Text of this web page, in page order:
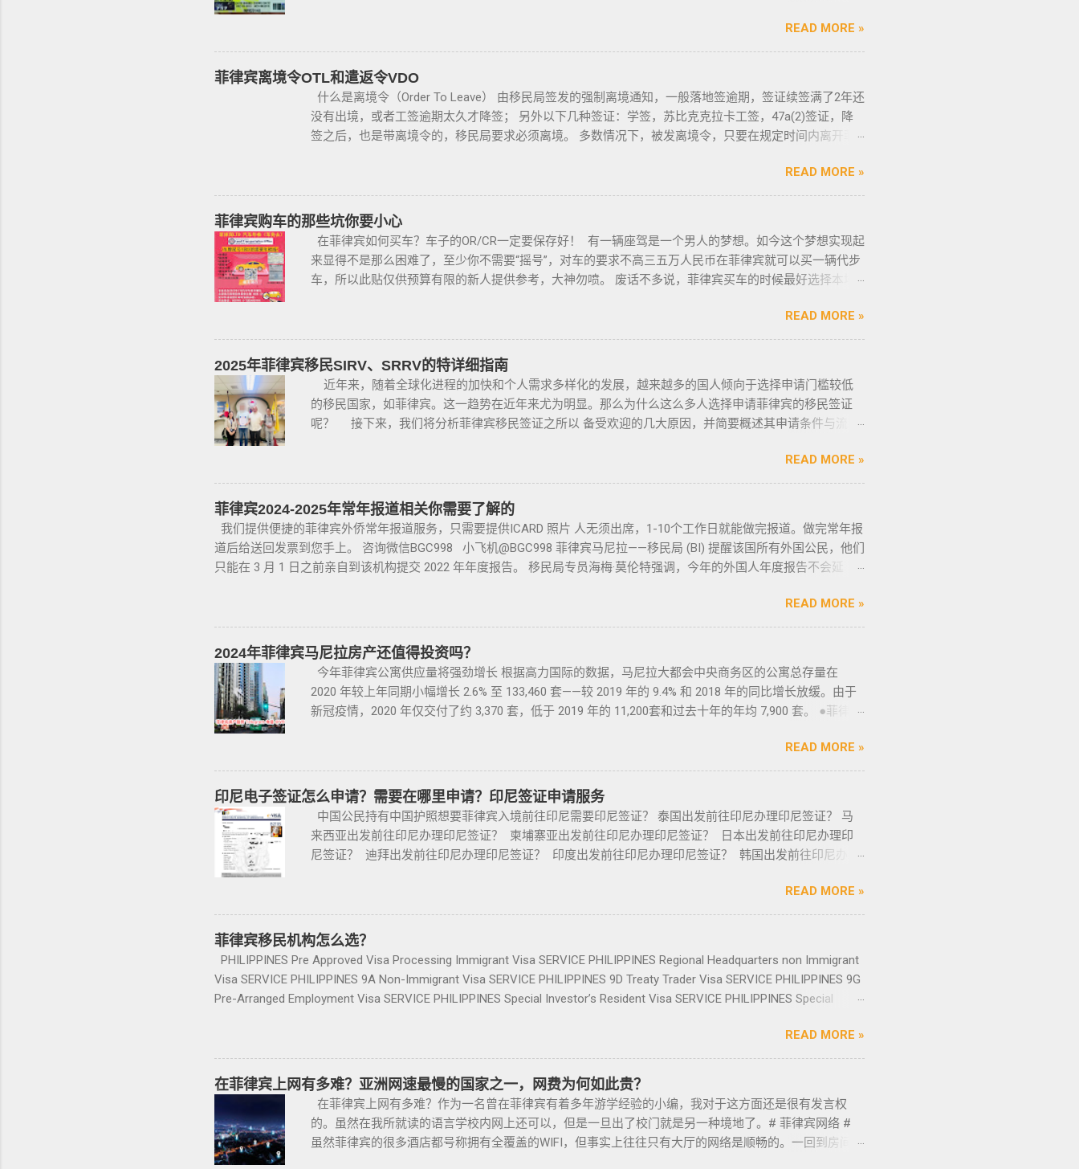
且通过背景调查，才能获得持有执照。 申请过程还包括通过药物测试丶获得法庭许可丶精神病学检查丶
国家警察许可丶参加菲律宾国家警察（PNP）或认可的枪支俱乐部的枪支安全研讨会等。 菲律宾枪支受
政府管理 根据菲律宾的相关法律，一些行业的从业人员如律师丶菲律宾律师协会的成员丶注册会计师丶
有资质的媒体从业人员丶出纳丶银行柜员丶天主教神父丶基督教牧师丶犹太教拉比丶伊斯兰教阿訇丶医生
丶护士丶工程师等，可以在自家外持有小型枪械，原因是他们的职业“岌岌可危”。 只有处于实际的威胁之
下，或者由于职业丶专业或商业性质而处于危险之中的人，才会被认定为有资格申请。 由于经商需要，
存在较高风险成为犯罪分子目标的商人，也可以申请携带许可证。 据悉，这些行业的人们必须通过药物
和心理测试，还须没有任何犯罪记录或任何未审判的两年以上徒刑的案子，才可以获得特殊枪支许可证。
果非法持有无牌枪支且被定罪的话，将面临至少入狱30年。 公民被禁止在其住所以外的区域携带枪支 禁
止公民携带枪支进入公共场合的禁令，即使是未当班的警察，在公共场合携带配枪，也会因此而被逮捕。
要求枪支持有者，每两年更新一次执照，并每四年登记一次枪支。 如果不遵守，将导致撤销和没收枪
支。 续期申请，需要在该许可证期满之日前六个月内，向菲律宾国家警察局枪支和爆炸物办公室（FEO）
获得携带许可证（PTC），在公众场合携带手枪。 目前共有五种持有枪支的许可证： 类别 1 －最多拥有2
支枪 类别 2 -最多拥有5支枪 类别 3 -最多拥有10支枪 类别 4 -最多拥有15支枪 类别 5 －拥有15支...
READ MORE »
菲律宾离境令OTL和遣返令VDO
什么是离境令（Order To Leave） 由移民局签发的强制离境通知，一般落地签逾期，签证续签满了2年还
没有出境，或者工签逾期太久才降签； 另外以下几种签证：学签，苏比克克拉卡工签，47a(2)签证，降
签之后，也是带离境令的，移民局要求必须离境。 多数情况下，被发离境令，只要在规定时间内离开菲
@BGC998 Whats app：+63 912-0912-222 电话：0912-0912-222 优先使用TG免验证，咨询请主动告知
咨询项目，菲律宾MAKATI 实体公司，客户 隐私保护 安全 可靠，可以安排工作人员上门取件或前往我们
办公室提交办理业务。 什么是遣返令VDO（Voluntary Deportation Order） 一般都是非法行为导致被遣
返，情节比较严重。例如19-20年，很多客户是非法用落地签转旅游签。 一般遣返客户都会成为“菲律宾
不受欢迎的人”做完遣返以后会直接进黑名单，下次再来需要洗黑。 哪些情况会被遣返？ 1. 落地签转旅游
签的旅客，如果没有提前在移民局处理，出境在机场就被扣护照。 2. 2016年克拉克事件被抓的，又保关
入境的客户必须要做遣返才能出境。 3. 在菲律宾工作无牌照被本地警察抓，在拘留所等待遣返或保出来
做遣返。 4. 在海关出境被扣了护照的，大部分都要做遣返。 5. 在机场海关是黑名单保关入境的，回国要
单吗？ 但凡做了遣返都是黑名单。遣返的流程第一步就是申请驱逐令。成为菲律宾不受欢迎的人。从去
年开始大量的中国人出境被扣护照，被扣护照后面的处理方式只有遣返。 上了菲律宾黑名单以后怎么再
入境 如果您已经被遣返回去了，并且还想再来菲律宾的话，那么您可以联系我们帮您洗黑直接清底，整
个周期15个工作日，洗好了以后再入境不会有任何被拦，包入境的。 如果您需要了就联系我们在线客服
READ MORE »
菲律宾购车的那些坑你要小心
在菲律宾如何买车？车子的OR/CR一定要保存好！ 有一辆座驾是一个男人的梦想。如今这个梦想实现起
来显得不是那么困难了，至少你不需要“摇号”，对车的要求不高三五万人民币在菲律宾就可以买一辆代步
车，所以此贴仅供预算有限的新人提供参考，大神勿喷。 废话不多说，菲律宾买车的时候最好选择本地
详细说明了，中国人卖的车很多调表 很多有暗伤才卖； 找到你心爱的车的时候千万不要着急下单，一定
要多渠道比价，多维度评估，最后找出性价比最高的那一款， 同时看好的车一定要试驾，一定要试驾，
一定要试驾，检查卖车人和 和你交易的是不是同一个人 ； 在菲买二手车一般都是车主将车卖给车行，车
行再把车卖给你，所以有几个细节你要注意了： 1、你会拿到两份合同，第一份是车主卖给车行的，这里
主要核查合同上的CR/OR 车架号、发动机号是否一致，车主ID和车行老板ID复印件作为合同附件一同给
你，每一个ID旁边都要有车主的签名； 2、第二份合同一般都是一张空白的合同，只有车行的签字，所以
你要核对签字是否一致，如果可以尽量多要一些签过字的合同，后面会说为什么； 3、检查CR/OR原件，
原件，原件一定是原件拿到手里，保险单也要问清楚在哪里交保险，保险品类； 4、车牌要注意是不是临
英语都不太好，贴牌的车牌号和临时车牌的车牌号不是同一个号码，对号码有要求的也要注意识别是不是
你忌讳的号码； 5、车钥匙一般是2-三把，2把自动1把备用的，不同车型不一样，所以要合适清楚；随车
手册 保修单等 此时你手里应该有两份合同、一份保险、 一份OR/CR文件，这些一定要放在家里保存好，
OR/CR可以复印两张放到车里备用 ； 想了解更多最新信息欢迎联系和咨询我们，微信：BGC998 电报
咨询项目，菲律宾MAKATI 实体公司，客户 隐私保护 安全 可靠，可以安排工作人员上门取...
READ MORE »
2025年菲律宾移民SIRV、SRRV的特详细指南
近年来，随着全球化进程的加快和个人需求多样化的发展，越来越多的国人倾向于选择申请门槛较低
的移民国家，如菲律宾。这一趋势在近年来尤为明显。那么为什么这么多人选择申请菲律宾的移民签证
呢？ 接下来，我们将分析菲律宾移民签证之所以 备受欢迎的几大原因，并简要概述其申请条件与流
有繁琐的移民监限制，为申请者提供了极大的便利与自由。 在菲律宾，主要有两种移民签证：
SRRV（退休移民签证）和SIRV（投资移民签证）。需要特别注意的是，获得移民签证并不意味着放弃中
国国籍，它只是为申请者提供了一个额外的永居身份，成功获得这些签证后，不仅能在菲律宾享受更多福
利与权益，而且申请者的原有国籍与原有权益不会受到影响。 退休移民签证——SRRV
SRRV（SpecialResidentRetiree'sVisa）是菲律宾退休署(PRA)颁发的移民绿卡，持有者可以自由出入境，
并在菲律宾永居。 申请条件一般分为两种：现金存款类和房产投资类。 现金存款类： （1）申请
人的年龄需在50岁以上：一家三口存款2万美元，多一个人需另存款1.5万美元/人； （2）存款冻结在
银行，不能用于投资； （3）申请若是想放弃该身份，可随时赎回存款。 房产投资类： （1）存
申请人提供基础的申请材料做初审，后转款两万美金到相关部门； 2、审核该存款的安全性，申请人需
要入境菲律宾完成后续流程工作； ...
READ MORE »
菲律宾2024-2025年常年报道相关你需要了解的
我们提供便捷的菲律宾外侨常年报道服务，只需要提供ICARD 照片 人无须出席，1-10个工作日就能做完报道。做完常年报
道后给送回发票到您手上。 咨询微信BGC998 小飞机@BGC998 菲律宾马尼拉——移民局 (BI) 提醒该国所有外国公民，他们
只能在 3 月 1 日之前亲自到该机构提交 2022 年年度报告。 移民局专员海梅·莫伦特强调，今年的外国人年度报告不会延
告。 莫伦特警告说，任何不遵守报告的行为都可能导致罚款、取消签证、驱逐出境或监禁。” 莫伦特还建议尚未提交报告的
外国人立即在 BI 的在线预约系统 http://e-services.immigration.gov.ph 上注册以获得他们的名额。 莫伦特说，每天只保留
800 个名额，而星期六则保留给经认可的实体，并为大量申请人保留远程报告。 与此同时，移民局外国人登记处处长阿
蒂。何塞·卡利托斯·利卡斯（Jose Carlitos Licas）提醒，在 60 天期限内出境的外国人仍可在返回该国后 30 天内进行报
告，前提是其再入境许可证仍然有效。 除了位于马尼拉 Intramuros 的 BI 总部外，外国人还可以向最近的参与 BI 现场、展
办公室报告。 2022年常年报到须知 受新冠疫情影响，所有外国人必须 先在常年报到网站进行预约： 常年报到日期 从2022
年1月4日开始，直至2022年3月1日 ，仅限于 周一至周五 。 每天 限额800人 ，常年报到费用为 310菲币 。 常年报到期间不
在菲律宾的外国公民，可在入境菲律宾的 30天内 办理常年报到即可。 除了移民局位于王城（Intramuros）的总部办公室
在线预约系统获取预约时间表，在指定的时间段，前往指定移民局地点，进行线下年检和法律调查。 3：相关费用：外国人
年度报告需要出示其原始的ACR I卡和有效护照，并支付300...
READ MORE »
2024年菲律宾马尼拉房产还值得投资吗？
今年菲律宾公寓供应量将强劲增长 根据高力国际的数据，马尼拉大都会中央商务区的公寓总存量在
2020 年较上年同期小幅增长 2.6% 至 133,460 套——较 2019 年的 9.4% 和 2018 年的同比增长放缓。由于
新冠疫情，2020 年仅交付了约 3,370 套，低于 2019 年的 11,200套和过去十年的年均 7,900 套。 ●菲律宾
房买卖、房屋租赁、越来越多的华人对菲律宾旅游投资,菲律宾移民感兴趣,居外网菲律宾房地产网,为您精
彩呈现菲律宾房子,来居外投资菲律宾房地产资源,您还可了解菲律宾房价, 在售楼盘介绍等业务. 专注于菲
律宾不动产市场，是菲律宾最大的外国人不动产服务机构之一，主要服务在菲外国人以及在菲工作生活的
业主和租客，提供一站式中文/英文资讯服务。供菲律宾的新房、二手房、特价房、二手楼花、开发商、
投资指南等房产信息,为房产投资者菲律宾买房提供帮助. 我们的运营团队拥有数十年在菲律宾生活工作以
及移民 、税务 、不动产等业务相关经验 、源于本土，我们更了解菲律宾的市场动态。 ●菲律宾998不动
产机构 998 Real Estate 长期紧密协作知名的菲律宾各大地产开发商以及合规中介资源公司为主要合作伙
伴，集合更多资源，能针对外国投资者提供从不动产精选、不动产购买/出售/租凭/ 不动产交付、不动产
赖是我们最大的动力。 任何关于菲律宾房产买卖 交易 相关的问题 欢迎咨询 我们 Telegram 电报
@VBW777 但随着限制放宽，此前暂停的公寓项目建设已恢复，预计今年供应将再次强劲增长。事实上，
在 2021 年第一季度，竣工量几乎翻了两番，从上一季度的 1,080 套增至 4,145 套。据高力国际称，所有
新增供应都在湾区，包括Six Senses Resort I – Scent Tower, S...
READ MORE »
印尼电子签证怎么申请？需要在哪里申请？印尼签证申请服务
中国公民持有中国护照想要菲律宾入境前往印尼需要印尼签证？ 泰国出发前往印尼办理印尼签证？ 马
来西亚出发前往印尼办理印尼签证？ 柬埔寨亚出发前往印尼办理印尼签证？ 日本出发前往印尼办理印
尼签证？ 迪拜出发前往印尼办理印尼签证？ 印度出发前往印尼办理印尼签证？ 韩国出发前往印尼办理
多，微信VBW333 电报小飞机 @BGC998 电话/VIBER/WHAT'S APP+63-912-0912-222 优先咨询电报
WHAT'S APP 免验证直接咨询，添加请主动告知咨询事宜 谢谢。 目前印尼政府正通过加速推进疫苗接种
和实施社区限制政策尽最大努力控制新冠疫情发展，为即将到来的旅游业复兴做紧锣密鼓的准备， 印尼
政府已决定 对满足相关要求的游客重新开放巴厘岛和廖内群岛。请在出行印尼前，了解关于印尼签证和
入境规定，做好基本的准备工作。 1 | 电子签证 为了向计划出行印尼的外籍游客提供便利，印尼法律和人
权部开发了电子签证（e-Visa）申请系统，这将为印尼旅游业和创意经济的发展带来积极影响。 电子签
证申请系统，可使外籍人士在线申请，无需到境外印尼代表处或移民局现场办理。 点击此处 了解更多关
于电子签证的信息。 2 | 签证类型 在申请印度尼西亚签证之前，您需要明确出行目的，按需确定办理的
志愿服务、医疗和生计工作 政府职责 印度尼西亚地区的配套运输工作 海洋产业（游艇）发展 根据G20或
第144届各国议会联盟（IPU）国际大会等相关会议上印尼总统规定的相关政府职责 索引 B211B 与访问目
的如下： 外派工作能力测试候选人 临时居留许可签证 临时居留许可签证-工作 索引 C312 与访问目的如
下： 专家 在印尼水域、海域、大陆架和专属经济区作业的船舶、漂浮装置或装置上工作 监督和监控商品
READ MORE »
菲律宾移民机构怎么选？
PHILIPPINES Pre Approved Visa Processing Immigrant Visa SERVICE PHILIPPINES Regional Headquarters non Immigrant
Visa SERVICE PHILIPPINES 9A Non-Immigrant Visa SERVICE PHILIPPINES 9D Treaty Trader Visa SERVICE PHILIPPINES 9G
Pre-Arranged Employment Visa SERVICE PHILIPPINES Special Investor’s Resident Visa SERVICE PHILIPPINES Special
Structures and Entities SERVICE PHILIPPINES Office Setup Services PHILIPPINES Human Resources Consulting SERVICE
PHILIPPINES Call Center and BPO Setup SERVICE PHILIPPINES Recruitment & Executive Search Services PHILIPPINES Tax
Incentive Programs SERVICE PHILIPPINES Corporate Compliance SERVICE PHILIPPINES Permits and Licenses SERVICE
PHILIPPINES Labor Consulting SERVICE PHILIPPINES Setting-Up a Representative Office SERVICE PHILIPPINES Forming a
Corporation service PHILIPPINES Visa and Immigration Service PHILIPPINES Sole Proprietorship Busin...
READ MORE »
在菲律宾上网有多难？亚洲网速最慢的国家之一，网费为何如此贵？
在菲律宾上网有多难？作为一名曾在菲律宾有着多年游学经验的小编，我对于这方面还是很有发言权
的。虽然在我所就读的语言学校内网上还可以，但是一旦出了校门就是另一种境地了。# 菲律宾网络 #
虽然菲律宾的很多酒店都号称拥有全覆盖的WIFI，但事实上往往只有大厅的网络是顺畅的。一回到房间里